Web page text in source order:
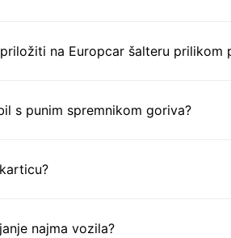
na Europcar šalteru prilikom
s punim spremnikom goriva?
najma vozila?